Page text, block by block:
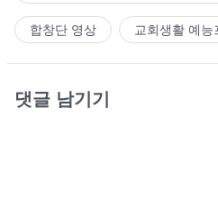
합창단 영상 교회생활 예능
댓글 남기기